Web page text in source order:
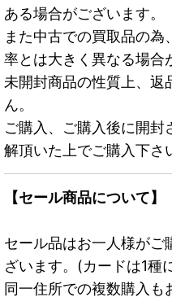
ある場合がございます。
また中古での買取品の為
率とは大きく異なる場合
未開封商品の性質上、返
ん。
ご購入、ご購入後に開封
解頂いた上でご購入下さ
【セール商品について】
セール品はお一人様がご
ざいます。(カードは1種
同一住所での複数購入も